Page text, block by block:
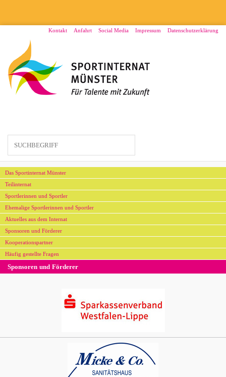
Menü2
Kontakt Anfahrt Social Media Impressum Datenschutzerklärung
Hauptmenü
Das Sportinternat Münster
Teilinternat
Sportlerinnen und Sportler
Ehemalige Sportlerinnen und Sportler
Aktuelles aus dem Internat
Sponsoren und Förderer
Kooperationspartner
Häufig gestellte Fragen
Sponsoren und Förderer